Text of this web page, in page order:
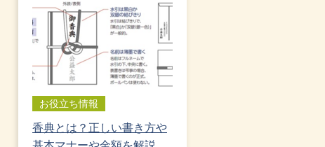
お役立ち情報
香典とは？正しい書き方や